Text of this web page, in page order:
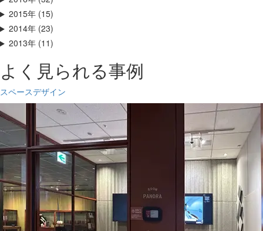
2015年 (15)
2014年 (23)
2013年 (11)
よく見られる事例
スペースデザイン